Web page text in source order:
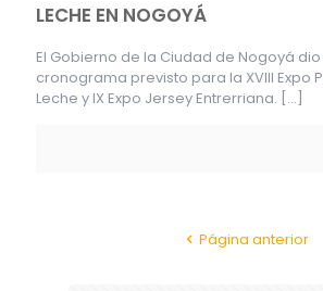
LECHE EN NOGOYÁ
El Gobierno de la Ciudad de Nogoyá
cronograma previsto para la XVIII Expo
Leche y IX Expo Jersey Entrerriana. […]
Página anterior